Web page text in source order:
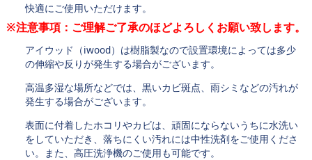
快適にご使用いただけます。
※注意事項：ご理解ご了承のほどよろしくお願い致します。
アイウッド（iwood）は樹脂製なので設置環境によっては多少
の伸縮や反りが発生する場合がございます。
高温多湿な場所などでは、黒いカビ斑点、雨シミなどの汚れが
発生する場合がございます。
表面に付着したホコリやカビは、頑固にならないうちに水洗い
をしていただき、落ちにくい汚れには中性洗剤をご使用くださ
い。また、高圧洗浄機のご使用も可能です。